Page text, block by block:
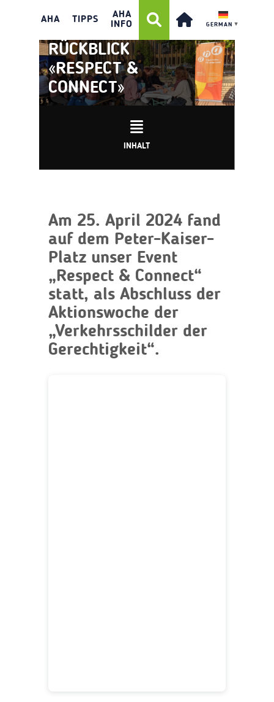
AHA TIPPS
AHA
INFO
GERMAN ▼
RÜCKBLICK
«RESPECT &
CONNECT»
INHALT
Am 25. April 2024 fand
auf dem Peter-Kaiser-
Platz unser Event
„Respect & Connect“
statt, als Abschluss der
Aktionswoche der
„Verkehrsschilder der
Gerechtigkeit“.